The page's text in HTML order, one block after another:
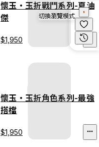
懷玉・玉折戰鬥系列-夏油
傑
$1,950
懷玉・玉折角色系列-最強
搭檔
$1,950
切換瀏覽模式